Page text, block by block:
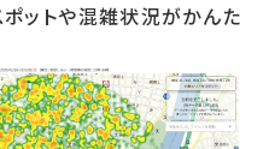
ットや混雑状況がかんた